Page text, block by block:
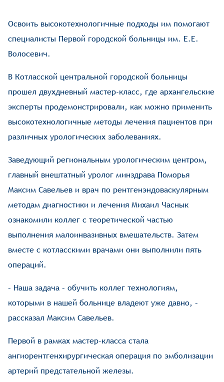
Освоить высокотехнологичные подходы им помогают
специалисты Первой городской больницы им. Е.Е.
Волосевич.
В Котласской центральной городской больницы
прошел двухдневный мастер-класс, где архангельские
эксперты продемонстрировали, как можно применить
высокотехнологичные методы лечения пациентов при
различных урологических заболеваниях.
Заведующий региональным урологическим центром,
главный внештатный уролог минздрава Поморья
Максим Савельев и врач по рентгенэндоваскулярным
методам диагностики и лечения Михаил Часнык
ознакомили коллег с теоретической частью
выполнения малоинвазивных вмешательств. Затем
вместе с котласскими врачами они выполнили пять
операций.
– Наша задача – обучить коллег технологиям,
которыми в нашей больнице владеют уже давно, –
рассказал Максим Савельев.
Первой в рамках мастер-класса стала
ангиорентгенхирургическая операция по эмболизации
артерий предстательной железы.